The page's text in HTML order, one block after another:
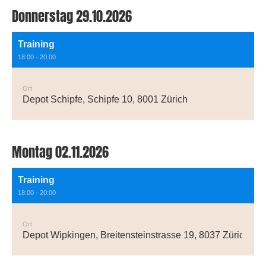
Donnerstag 29.10.2026
Training
18:00 - 20:00
Ort
Depot Schipfe, Schipfe 10, 8001 Zürich
Montag 02.11.2026
Training
18:00 - 20:00
Ort
Depot Wipkingen, Breitensteinstrasse 19, 8037 Zürich